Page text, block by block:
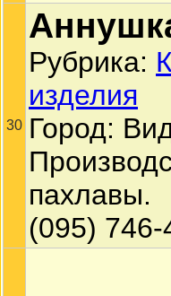
30
Рубрика:
изделия
Город:
пахлавы.
(095) 746-